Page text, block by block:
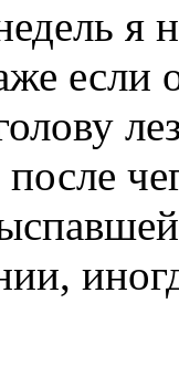
я
если
после